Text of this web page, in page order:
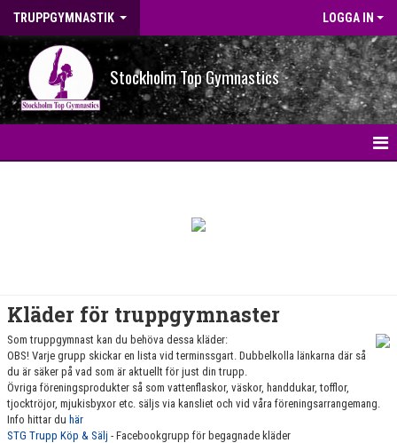
TRUPPGYMNASTIK LOGGA IN
Stockholm Top Gymnastics
FÖRENINGSPRODUKTER
EVENTS
Kläder för truppgymnaster
Som truppgymnast kan du behöva dessa kläder:
OBS! Varje grupp skickar en lista vid terminssgart. Dubbelkolla länkarna där så
du är säker på vad som är aktuellt för just din trupp.
Övriga föreningsprodukter så som vattenflaskor, väskor, handdukar, tofflor,
tjocktröjor, mjukisbyxor etc. säljs via kansliet och vid våra föreningsarrangemang.
Info hittar du här
STG Trupp Köp & Sälj - Facebookgrupp för begagnade kläder